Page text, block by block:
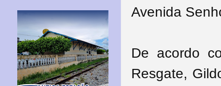
Avenida
De acordo
Resgate,